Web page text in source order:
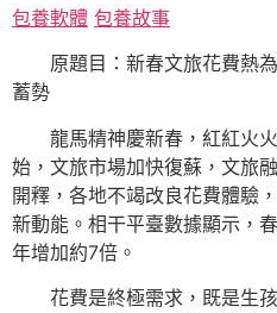
包養軟體 包養故事
原題目：新春文旅花費熱
蓄勢
龍馬精神慶新春，紅紅火
始，文旅市場加快復蘇，文旅
開釋，各地不竭改良花費體驗
新動能。相干平臺數據顯示，
年增加約7倍。
花費是終極需求，既是生